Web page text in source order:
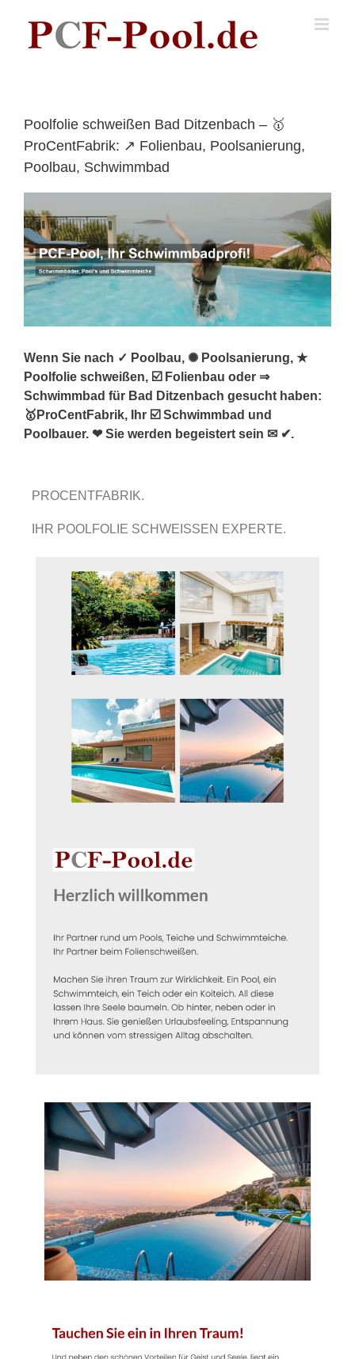
content
Poolfolie schweißen Bad Ditzenbach – 🥇
ProCentFabrik: ↗️ Folienbau, Poolsanierung,
Poolbau, Schwimmbad
Wenn Sie nach ✓ Poolbau, ✺ Poolsanierung, ★
Poolfolie schweißen, ☑️ Folienbau oder ⇒
Schwimmbad für Bad Ditzenbach gesucht haben:
🥇ProCentFabrik, Ihr ☑️ Schwimmbad und
Poolbauer. ❤ Sie werden begeistert sein ✉ ✔.
PROCENTFABRIK.
IHR POOLFOLIE SCHWEISSEN EXPERTE.